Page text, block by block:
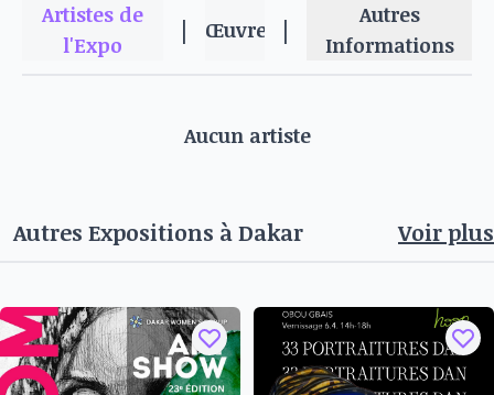
Salon de coiffure St Malo
Ces lieux offrent un cadre unique pour apprécier
participer à la vitalité culturelle de la Biennale
Du 07 novemvre et 31 decembre 2024
Artistes de
l'Expo
| Œuvres |
Autres
Informations
Aucun artiste
Autres Expositions àDakar Voir plus